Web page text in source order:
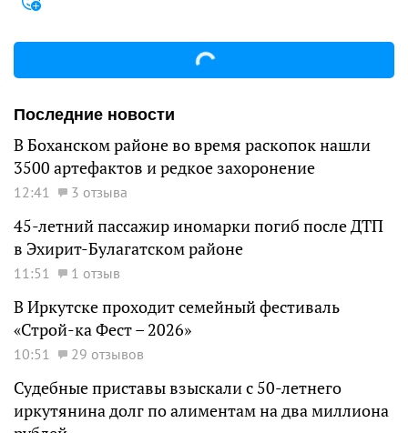
Последние новости
В Боханском районе во время раскопок нашли
3500 артефактов и редкое захоронение
12:41 3 отзыва
45-летний пассажир иномарки погиб после ДТП
в Эхирит-Булагатском районе
11:51 1 отзыв
В Иркутске проходит семейный фестиваль
«Строй-ка Фест – 2026»
10:51 29 отзывов
Судебные приставы взыскали с 50-летнего
иркутянина долг по алиментам на два миллиона